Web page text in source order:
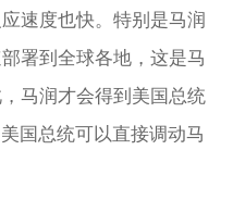
速度也快。特别是马润
署到全球各地，这是马
马润才会得到美国总统
国总统可以直接调动马